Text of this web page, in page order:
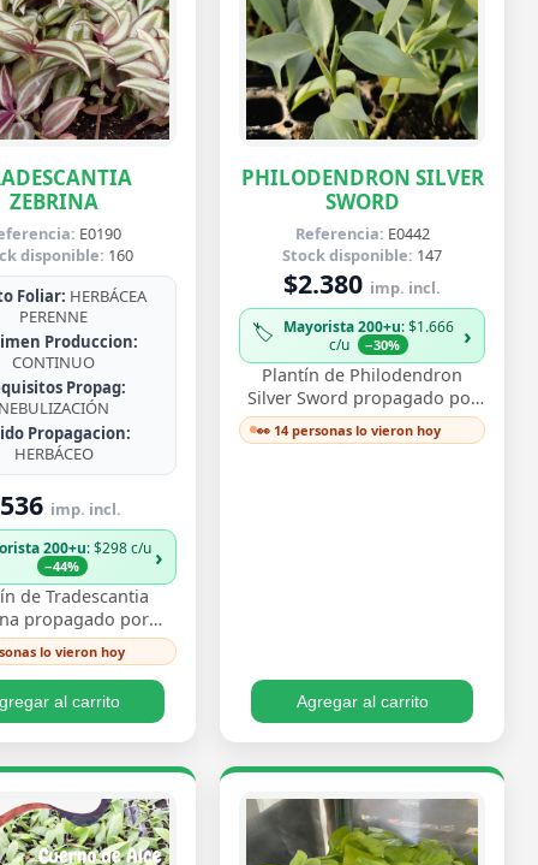
ZEBRINA
E0190
disponible: 160
Foliar: HERBÁCEA
PERENNE
Produccion:
CONTINUO
Propag:
NEBULIZACIÓN
Propagacion:
HERBÁCEO
imp. incl.
200+u: $298 c/u
−44% ›
de Tradescantia
propagado por
enraizado, con ese
follaje bicolor de
morado y pl…
lo vieron hoy
al carrito
PHILODENDRON SILVER
SWORD
Referencia: E0442
Stock disponible: 147
$2.380 imp. incl.
🏷️ Mayorista 200+u: $1.666
c/u
−30% ›
Plantín de Philodendron
Silver Sword propagado por
esqueje ya enraizado, con
hojas lanceoladas de un
👀 14 personas lo vieron hoy
Agregar al carrito